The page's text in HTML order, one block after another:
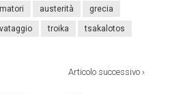
austerità grecia
troika tsakalotos
Articolo successivo›